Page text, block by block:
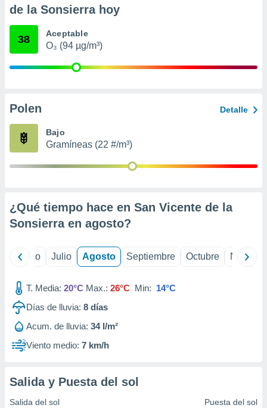
e
mediante
publicidad
de la Sonsierra hoy
38 Aceptable
O₃ (94 µg/m³)
Polen Detalle
Bajo
Gramíneas (22 #/m³)
¿Qué tiempo hace en San Vicente de la
Sonsierra en agosto?
Junio Julio Agosto Septiembre Octubre
T. Media: 20°C Max.: 26°C Min: 14°C
Días de lluvia: 8 días
Acum. de lluvia: 34 l/m²
Viento medio: 7 km/h
Salida y Puesta del sol
Salida del sol Puesta del sol